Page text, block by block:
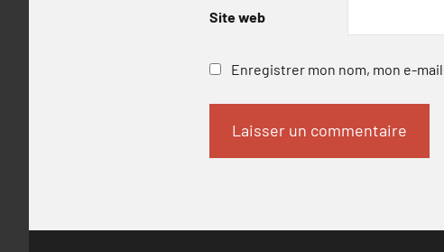
Site web
Enregistrer mon nom, mon e-